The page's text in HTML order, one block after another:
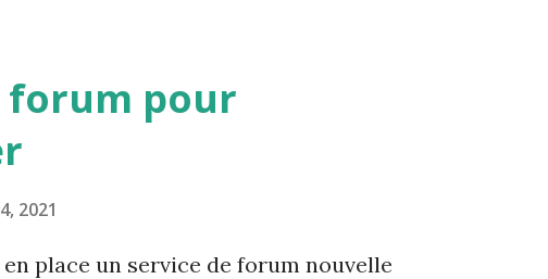
forum pour
2021
place un service de forum nouvelle